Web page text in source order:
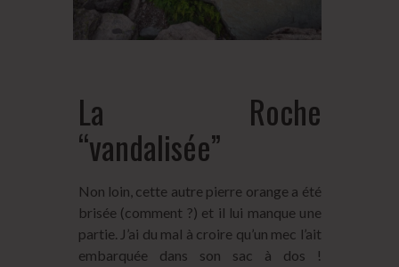
La Roche
“vandalisée”
Non loin, cette autre pierre orange a été
brisée (comment ?) et il lui manque une
partie. J’ai du mal à croire qu’un mec l’ait
embarquée dans son sac à dos !